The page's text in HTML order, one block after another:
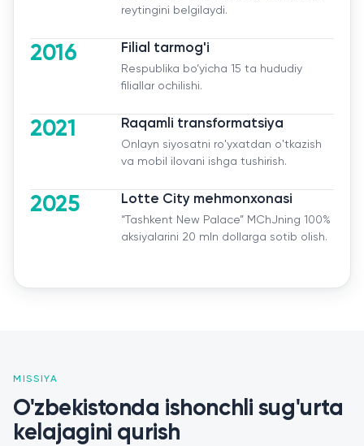
Пресс-центр
Документы
Партнёры
reytingini belgilaydi.
2016 Filial tarmog'i
Respublika bo‘yicha 15 ta hududiy
filiallar ochilishi.
2021 Raqamli transformatsiya
Onlayn siyosatni ro'yxatdan o'tkazish
va mobil ilovani ishga tushirish.
2025 Lotte City mehmonxonasi
“Tashkent New Palace” MChJning 100%
aksiyalarini 20 mln dollarga sotib olish.
MISSIYA
O'zbekistonda ishonchli sug'urta
kelajagini qurish